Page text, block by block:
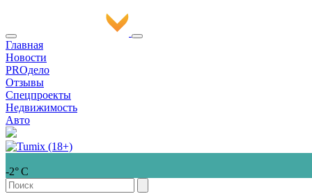
Главная
Новости
PROдело
Отзывы
Спецпроекты
Недвижимость
Авто
-2° С